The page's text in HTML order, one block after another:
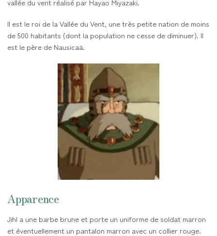
vallée du vent réalisé par Hayao Miyazaki.
Il est le roi de la Vallée du Vent, une très petite nation de moins
de 500 habitants (dont la population ne cesse de diminuer). Il
est le père de Nausicaä.
Apparence
Jihl a une barbe brune et porte un uniforme de soldat marron
et éventuellement un pantalon marron avec un collier rouge.